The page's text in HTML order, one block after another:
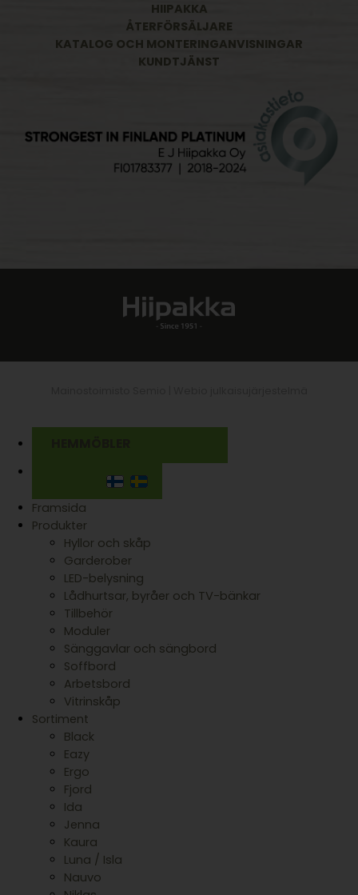
HIIPAKKA
ÅTERFÖRSÄLJARE
KATALOG OCH MONTERINGANVISNINGAR
KUNDTJÄNST
Framsida
Produkter
Hyllor och skåp
Garderober
LED-belysning
Lådhurtsar, byråer och TV-bänkar
Tillbehör
Moduler
Sänggavlar och sängbord
Soffbord
Arbetsbord
Vitrinskåp
Sortiment
Black
Eazy
Ergo
Fjord
Ida
Jenna
Kaura
Luna / Isla
Nauvo